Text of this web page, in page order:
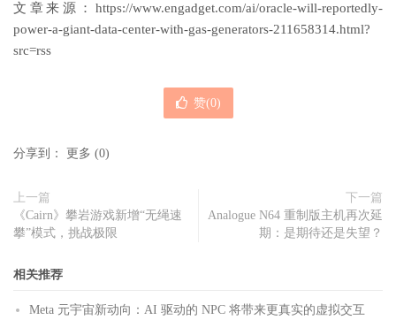
文章来源：https://www.engadget.com/ai/oracle-will-reportedly-
power-a-giant-data-center-with-gas-generators-211658314.html?
src=rss
赞(0)
分享到： 更多 (0)
上一篇
《Cairn》攀岩游戏新增“无绳速
攀”模式，挑战极限
下一篇
Analogue N64 重制版主机再次延
期：是期待还是失望？
相关推荐
Meta 元宇宙新动向：AI 驱动的 NPC 将带来更真实的虚拟交互